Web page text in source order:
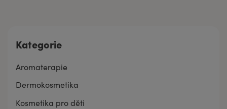
Kategorie
Aromaterapie
Dermokosmetika
Kosmetika pro děti